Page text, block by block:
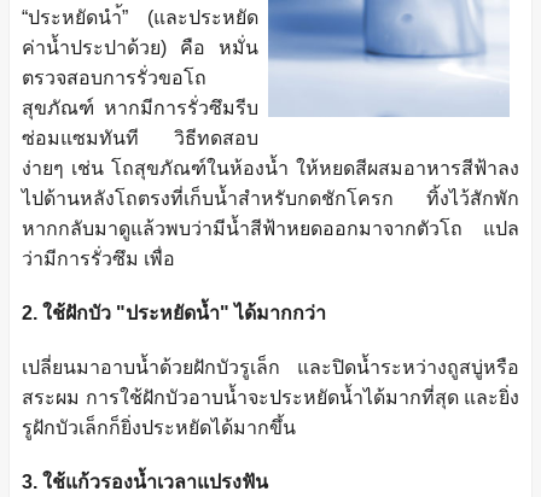
“ประหยัดนำ้” (และประหยัด
ค่าน้ำประปาด้วย) คือ หมั่น
ตรวจสอบการรั่วขอโถ
สุขภัณฑ์ หากมีการรั่วซึมรีบ
ซ่อมแซมทันที วิธีทดสอบ
ง่ายๆ เช่น โถสุขภัณฑ์ในห้องน้ำ ให้หยดสีผสมอาหารสีฟ้าลง
ไปด้านหลังโถตรงที่เก็บน้ำสำหรับกดชักโครก ทิ้งไว้สักพัก
หากกลับมาดูแล้วพบว่ามีน้ำสีฟ้าหยดออกมาจากตัวโถ แปล
ว่ามีการรั่วซึม เพื่อ
2. ใช้ฝักบัว "ประหยัดน้ำ" ได้มากกว่า
เปลี่ยนมาอาบน้ำด้วยฝักบัวรูเล็ก และปิดน้ำระหว่างถูสบู่หรือ
สระผม การใช้ฝักบัวอาบน้ำจะประหยัดน้ำได้มากที่สุด และยิ่ง
รูฝักบัวเล็กก็ยิ่งประหยัดได้มากขึ้น
3. ใช้แก้วรองน้ำเวลาแปรงฟัน